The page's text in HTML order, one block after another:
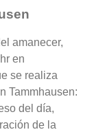
amanecer,
en
se realiza
Tammhausen:
del día,
de la